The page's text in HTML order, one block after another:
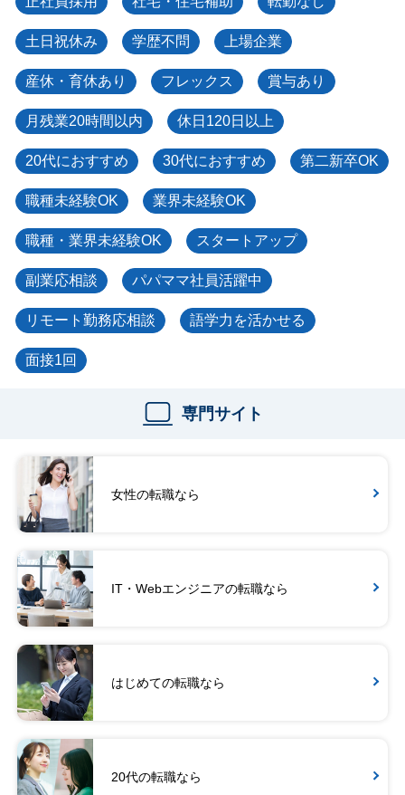
土日祝休み 学歴不問 上場企業
産休・育休あり フレックス 賞与あり
月残業20時間以内 休日120日以上
20代におすすめ 30代におすすめ 第二新卒OK
職種未経験OK 業界未経験OK
職種・業界未経験OK スタートアップ
副業応相談 パパママ社員活躍中
リモート勤務応相談 語学力を活かせる
面接1回
専門サイト
女性の転職なら
IT・Webエンジニアの転職なら
はじめての転職なら
20代の転職なら